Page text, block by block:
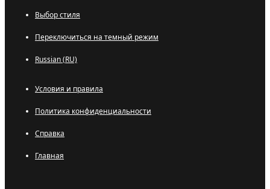
Выбор стиля
Переключиться на темный режим
Russian (RU)
Условия и правила
Политика конфиденциальности
Справка
Главная